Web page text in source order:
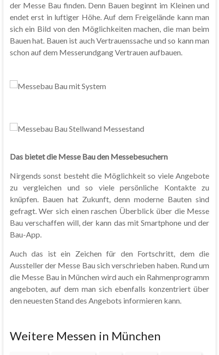
der Messe Bau finden. Denn Bauen beginnt im Kleinen und
endet erst in luftiger Höhe. Auf dem Freigelände kann man
sich ein Bild von den Möglichkeiten machen, die man beim
Bauen hat. Bauen ist auch Vertrauenssache und so kann man
schon auf dem Messerundgang Vertrauen aufbauen.
Das bietet die Messe Bau den Messebesuchern
Nirgends sonst besteht die Möglichkeit so viele Angebote
zu vergleichen und so viele persönliche Kontakte zu
knüpfen. Bauen hat Zukunft, denn moderne Bauten sind
gefragt. Wer sich einen raschen Überblick über die Messe
Bau verschaffen will, der kann das mit Smartphone und der
Bau-App.
Auch das ist ein Zeichen für den Fortschritt, dem die
Aussteller der Messe Bau sich verschrieben haben. Rund um
die Messe Bau in München wird auch ein Rahmenprogramm
angeboten, auf dem man sich ebenfalls konzentriert über
den neuesten Stand des Angebots informieren kann.
Weitere Messen in München